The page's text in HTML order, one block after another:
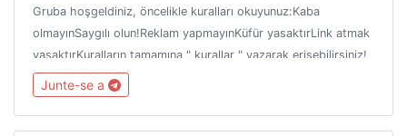
Gruba hoşgeldiniz, öncelikle kuralları okuyunuz:Kaba
olmayınSaygılı olun!Reklam yapmayınKüfür yasaktırLink atmak
yasaktırKuralların tamamına " kurallar " yazarak erişebilirsiniz!
Junte-se a